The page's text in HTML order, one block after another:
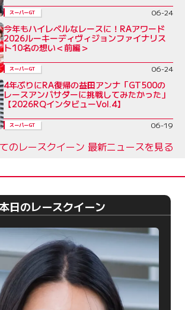
スーパーGT 06-24
今年もハイレベルなレースに！RAアワード
2026ルーキーディヴィジョンファイナリス
ト10名の想い＜前編＞
スーパーGT 06-24
4年ぶりにRA復帰の益田アンナ「GT500の
レースアンバサダーに挑戦してみたかった」
【2026RQインタビューVol.4】
スーパーGT 06-19
のレースクイーン 最新ニュースを見る
日のレースクイーン